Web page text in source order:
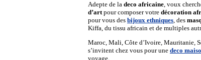
Adepte de la deco africaine, voux
d’artpour composer votre décoration
pour vous des bijoux ethniques, des
Kiffa, du tissu africain et de multiples
Maroc, Mali, Côte d’Ivoire, Mauritanie,
s’invitent chez vous pour une deco
voyage.